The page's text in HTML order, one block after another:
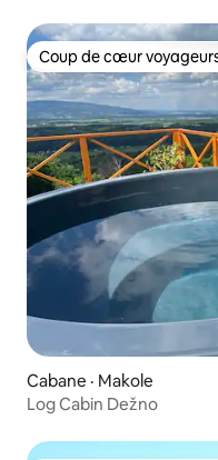
Coup de cœur
Coup de cœur
Cabane · Makole
Log Cabin Dežno